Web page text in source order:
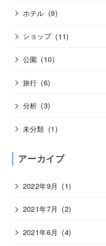
ホテル (9)
ショップ (11)
公園 (10)
旅行 (6)
分析 (3)
未分類 (1)
アーカイブ
2022年9月 (1)
2021年7月 (2)
2021年6月 (4)